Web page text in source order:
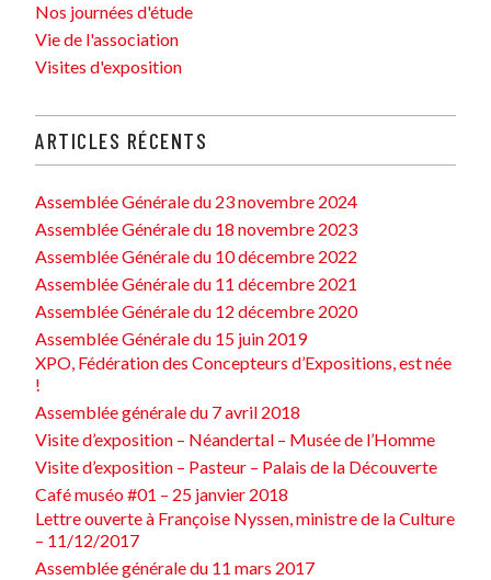
Nos journées d'étude
Vie de l'association
Visites d'exposition
ARTICLES RÉCENTS
Assemblée Générale du 23 novembre 2024
Assemblée Générale du 18 novembre 2023
Assemblée Générale du 10 décembre 2022
Assemblée Générale du 11 décembre 2021
Assemblée Générale du 12 décembre 2020
Assemblée Générale du 15 juin 2019
XPO, Fédération des Concepteurs d’Expositions, est née
!
Assemblée générale du 7 avril 2018
Visite d’exposition – Néandertal – Musée de l’Homme
Visite d’exposition – Pasteur – Palais de la Découverte
Café muséo #01 – 25 janvier 2018
Lettre ouverte à Françoise Nyssen, ministre de la Culture
– 11/12/2017
Assemblée générale du 11 mars 2017